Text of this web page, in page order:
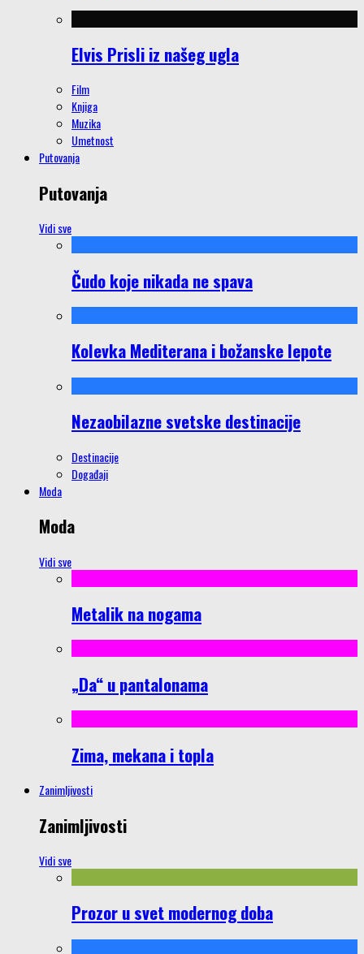
Elvis Prisli iz našeg ugla
Film
Knjiga
Muzika
Umetnost
Putovanja
Putovanja
Vidi sve
Čudo koje nikada ne spava
Kolevka Mediterana i božanske lepote
Nezaobilazne svetske destinacije
Destinacije
Događaji
Moda
Moda
Vidi sve
Metalik na nogama
„Da“ u pantalonama
Zima, mekana i topla
Zanimljivosti
Zanimljivosti
Vidi sve
Prozor u svet modernog doba